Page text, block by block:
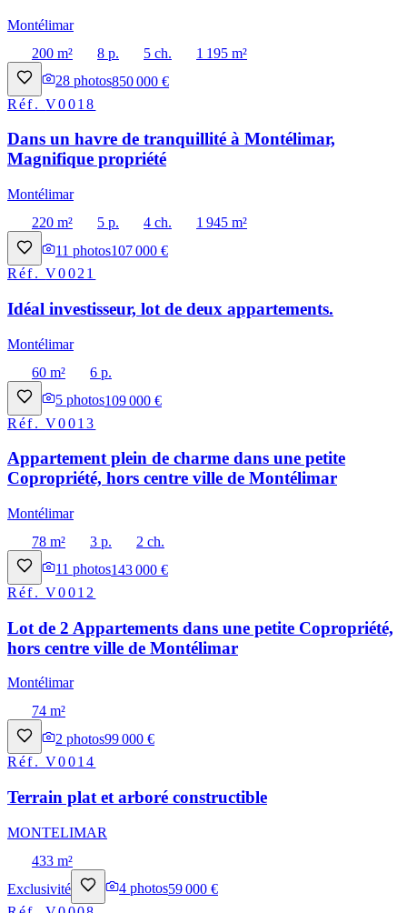
Montélimar
200 m²
8 p. 5 ch.
1 195 m²
28 photos850 000 €
Réf.V0018
Dans un havre de tranquillité à Montélimar,
Magnifique propriété
Montélimar
220 m²
5 p. 4 ch.
1 945 m²
11 photos107 000 €
Réf.V0021
Idéal investisseur, lot de deux appartements.
Montélimar
60 m²
6 p.
5 photos109 000 €
Réf.V0013
Appartement plein de charme dans une petite
Copropriété, hors centre ville de Montélimar
Montélimar
78 m²
3 p.
2 ch.
11 photos143 000 €
Réf.V0012
Lot de 2 Appartements dans une petite Copropriété,
hors centre ville de Montélimar
Montélimar
74 m²
2 photos99 000 €
Réf.V0014
Terrain plat et arboré constructible
MONTELIMAR
433 m²
Exclusivité
4 photos59 000 €